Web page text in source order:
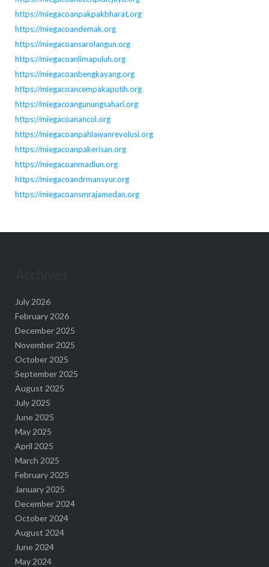
https://miegacoanpakpakbharat.org
https://miegacoandemak.org
https://miegacoansarolangun.org
https://miegacoanlimapuluh.org
https://miegacoanbengkayang.org
https://miegacoancempakaputih.org
https://miegacoangunungsahari.org
https://miegacoanancol.org
https://miegacoanpahlawanrevolusi.org
https://miegacoanpakerisan.org
https://miegacoanmadiun.org
https://miegacoandrmansyur.org
https://miegacoansmrajamedan.org
July 2026
February 2026
December 2025
November 2025
October 2025
September 2025
August 2025
July 2025
June 2025
May 2025
April 2025
March 2025
February 2025
January 2025
December 2024
October 2024
August 2024
June 2024
May 2024